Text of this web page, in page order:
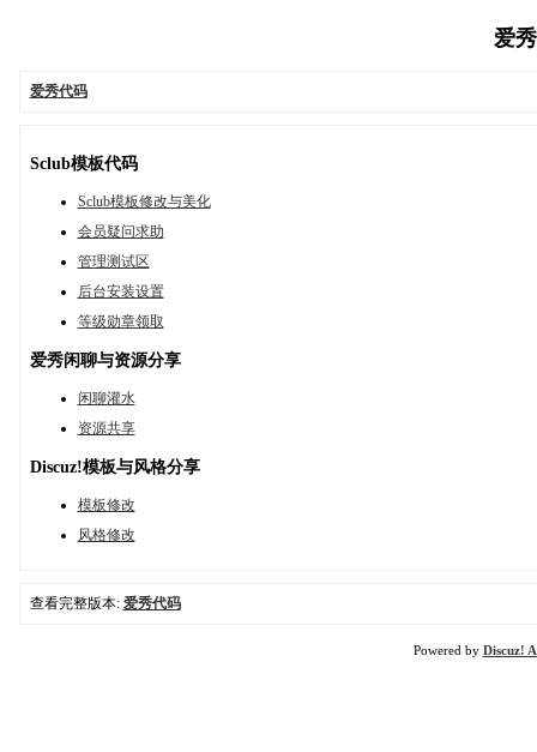
爱
爱秀代码
Sclub模板代码
Sclub模板修改与美化
会员疑问求助
管理测试区
后台安装设置
等级勋章领取
爱秀闲聊与资源分享
闲聊灌水
资源共享
Discuz!模板与风格分享
模板修改
风格修改
查看完整版本: 爱秀代码
Powered by Discuz!